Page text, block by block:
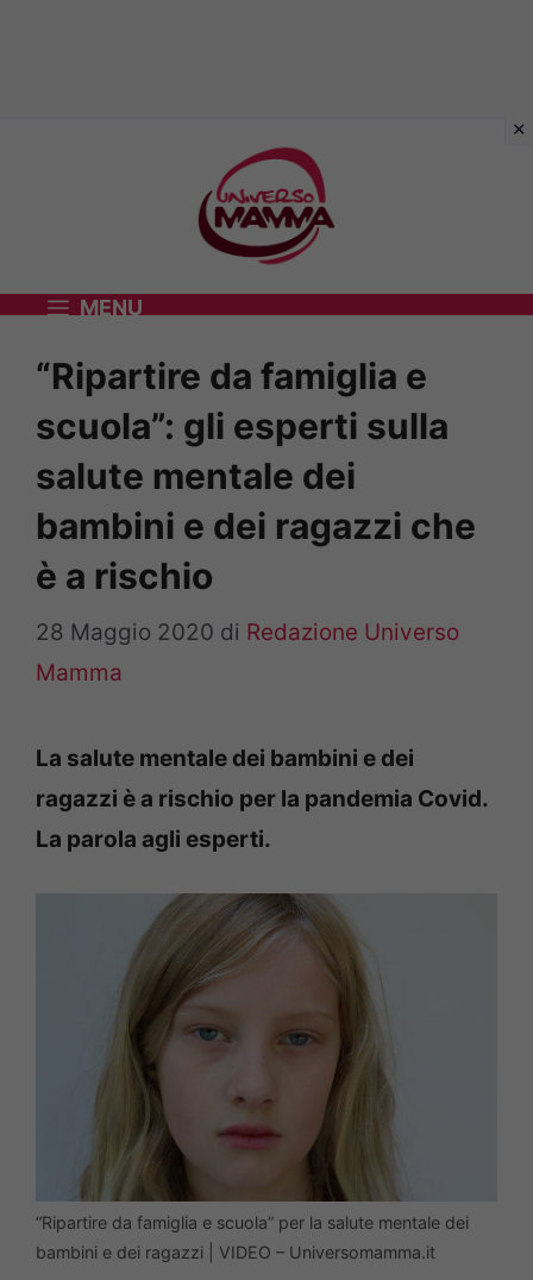
MENU
“Ripartire da famiglia e
scuola”: gli esperti sulla
salute mentale dei
bambini e dei ragazzi che
è a rischio
28 Maggio 2020 di Redazione Universo
Mamma
La salute mentale dei bambini e dei
ragazzi è a rischio per la pandemia Covid.
La parola agli esperti.
“Ripartire da famiglia e scuola” per la salute mentale dei
bambini e dei ragazzi | VIDEO – Universomamma.it